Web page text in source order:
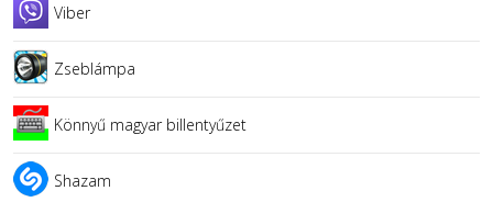
Viber
Zseblámpa
Könnyű magyar billentyűzet
Shazam